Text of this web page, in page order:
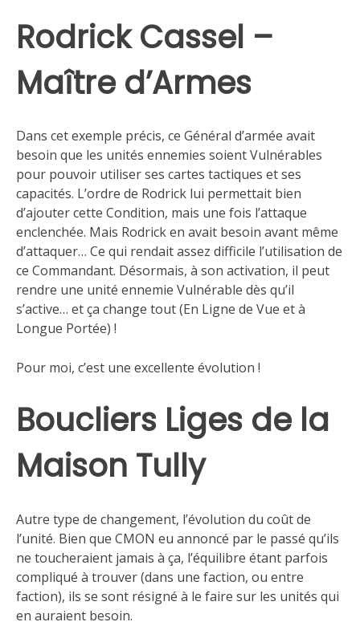
Rodrick Cassel –
Maître d’Armes
Dans cet exemple précis, ce Général d’armée avait
besoin que les unités ennemies soient Vulnérables
pour pouvoir utiliser ses cartes tactiques et ses
capacités. L’ordre de Rodrick lui permettait bien
d’ajouter cette Condition, mais une fois l’attaque
enclenchée. Mais Rodrick en avait besoin avant même
d’attaquer… Ce qui rendait assez difficile l’utilisation de
ce Commandant. Désormais, à son activation, il peut
rendre une unité ennemie Vulnérable dès qu’il
s’active… et ça change tout (En Ligne de Vue et à
Longue Portée) !
Pour moi, c’est une excellente évolution !
Boucliers Liges de la
Maison Tully
Autre type de changement, l’évolution du coût de
l’unité. Bien que CMON eu annoncé par le passé qu’ils
ne toucheraient jamais à ça, l’équilibre étant parfois
compliqué à trouver (dans une faction, ou entre
faction), ils se sont résigné à le faire sur les unités qui
en auraient besoin.